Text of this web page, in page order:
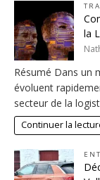
la
Résumé Dans un
évoluent
secteur de la
Continuer la